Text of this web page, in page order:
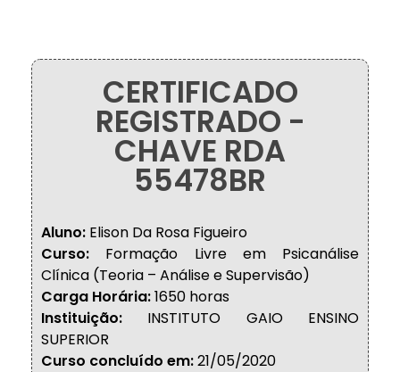
CERTIFICADO
REGISTRADO -
CHAVE RDA
55478BR
Aluno: Elison Da Rosa Figueiro
Curso: Formação Livre em Psicanálise
Clínica (Teoria – Análise e Supervisão)
Carga Horária:1650 horas
Instituição: INSTITUTO GAIO ENSINO
SUPERIOR
Curso concluído em:21/05/2020